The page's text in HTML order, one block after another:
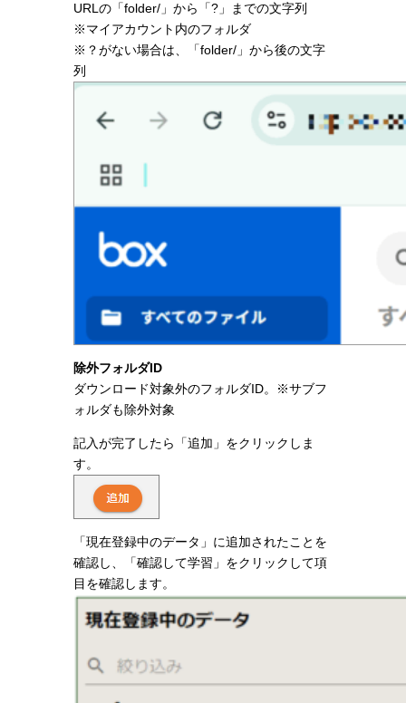
URLの「folder/」から「?」までの文字列
※マイアカウント内のフォルダ
※？がない場合は、「folder/」から後の文字
列
除外フォルダID
ダウンロード対象外のフォルダID。※サブフ
ォルダも除外対象
記入が完了したら「追加」をクリックしま
す。
「現在登録中のデータ」に追加されたことを
確認し、「確認して学習」をクリックして項
目を確認します。